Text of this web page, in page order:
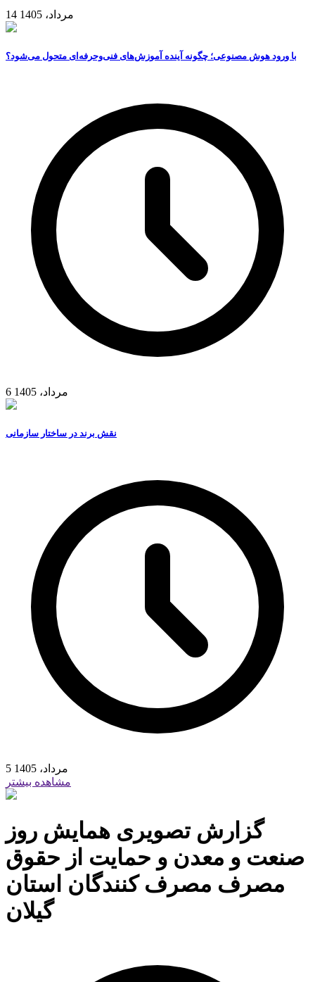
14 مرداد، 1405
با ورود هوش مصنوعی؛ چگونه آینده آموزش‌های فنی‌وحرفه‌ای متحول می‌شود؟
6 مرداد، 1405
نقش برند در ساختار سازمانی
5 مرداد، 1405
مشاهده بیشتر
گزارش تصویری همایش روز
صنعت و معدن و حمایت از حقوق
مصرف مصرف کنندگان استان
گیلان